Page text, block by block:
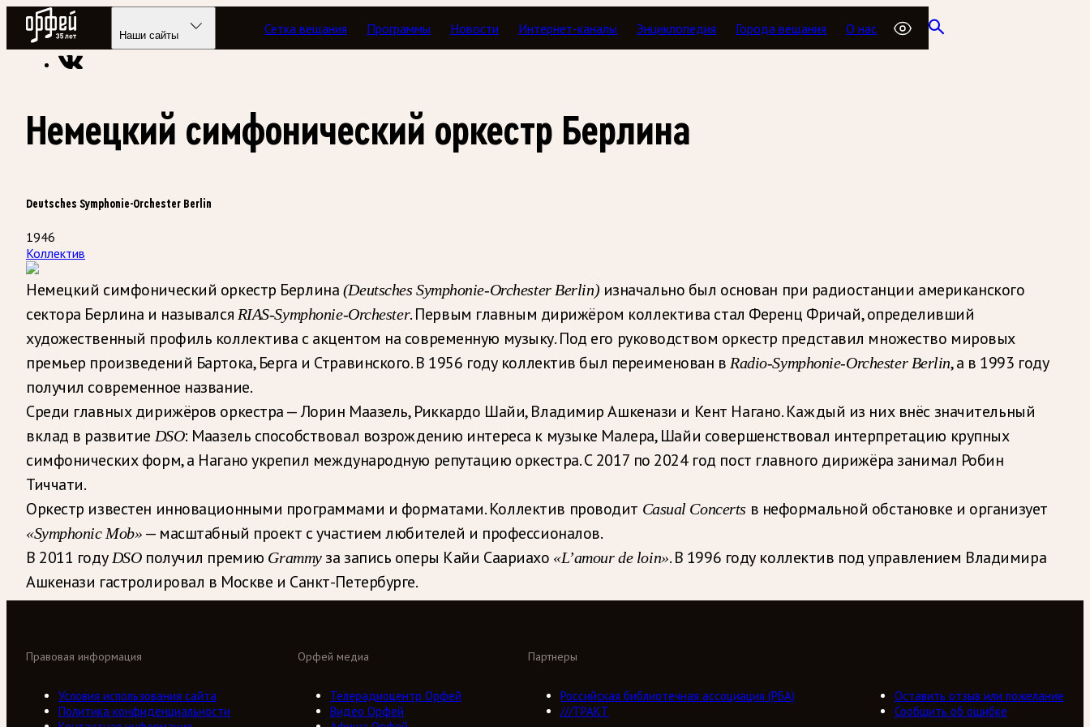
Радио Орфей
Наши сайты Сетка вещания Программы Новости Интернет-каналы Энциклопедия Города вещания О нас
Радио классической музыки «Орфей» Энциклопедия
Немецкий симфонический оркестр Берлина
Deutsches Symphonie-Orchester Berlin
1946
Коллектив
Немецкий симфонический оркестр Берлина (Deutsches Symphonie-Orchester Berlin) изначально был основан при радиостанции американского
сектора Берлина и назывался RIAS-Symphonie-Orchester. Первым главным дирижёром коллектива стал Ференц Фричай, определивший
художественный профиль коллектива с акцентом на современную музыку. Под его руководством оркестр представил множество мировых
премьер произведений Бартока, Берга и Стравинского. В 1956 году коллектив был переименован вRadio-Symphonie-Orchester Berlin, а в 1993 году
получил современное название.
Среди главных дирижёров оркестра — Лорин Маазель, Риккардо Шайи, Владимир Ашкенази и Кент Нагано. Каждый из них внёс значительный
вклад в развитиеDSO: Маазель способствовал возрождению интереса к музыке Малера, Шайи совершенствовал интерпретацию крупных
симфонических форм, а Нагано укрепил международную репутацию оркестра. С 2017 по 2024 год пост главного дирижёра занимал Робин
Тиччати.
Оркестр известен инновационными программами и форматами. Коллектив проводит Casual Concerts в неформальной обстановке и организует
«Symphonic Mob» — масштабный проект с участием любителей и профессионалов.
В 2011 годуDSOполучил премию Grammy за запись оперы Кайи Саариахо «L’amour de loin». В 1996 году коллектив под управлением Владимира
Ашкенази гастролировал в Москве и Санкт-Петербурге.
Орфей медиа
Телерадиоцентр Орфей
Видео Орфей
Партнеры
Российская библиотечная ассоциация (РБА)
///ТРАКТ
Правовая информация
Условия использования сайта
Политика конфиденциальности
Оставить отзыв или пожелание
Сообщить об ошибке